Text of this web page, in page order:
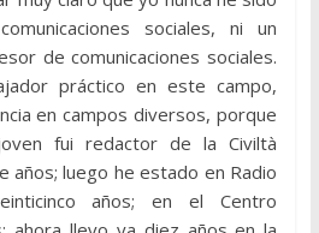
sociales, ni un
de comunicaciones sociales.
práctico en este campo,
en campos diversos, porque
fui redactor de la Civiltà
años; luego he estado en Radio
años; en el Centro